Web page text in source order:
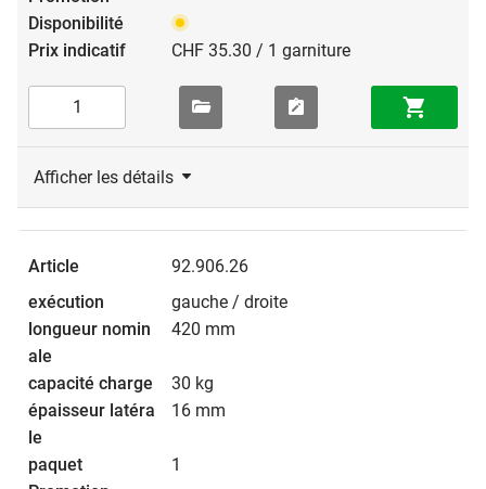
CHF 35.30 / 1 garniture
Afficher les détails
92.906.26
gauche / droite
420 mm
30 kg
16 mm
1